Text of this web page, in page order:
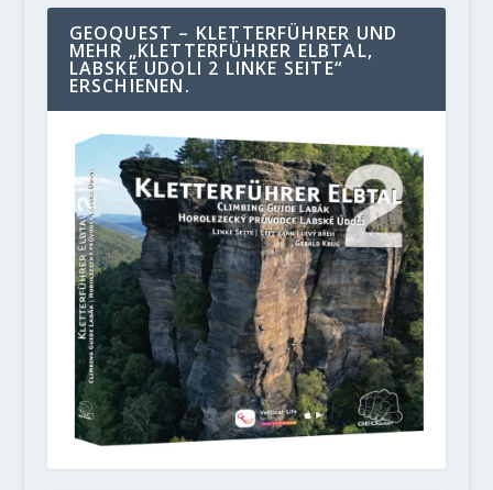
GEOQUEST – KLETTERFÜHRER UND
MEHR „KLETTERFÜHRER ELBTAL,
LABSKE UDOLI 2 LINKE SEITE“
ERSCHIENEN.